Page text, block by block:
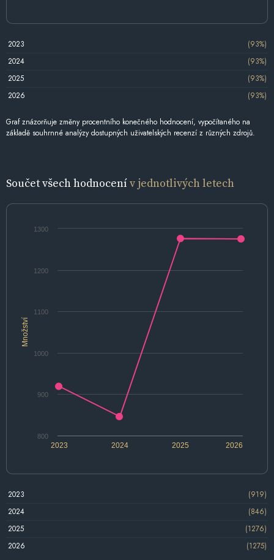
2023
(93%)
2024
(93%)
2025
(93%)
2026
(93%)
Graf znázorňuje změny procentního konečného hodnocení, vypočítaného na
základě souhrnné analýzy dostupných uživatelských recenzí z různých zdrojů.
Součet všech hodnocenív jednotlivých letech
Množství
2024 2026
2023 2025
800
900
1000
1100
1200
1300
2023
(919)
2024
(846)
2025
(1276)
2026
(1275)